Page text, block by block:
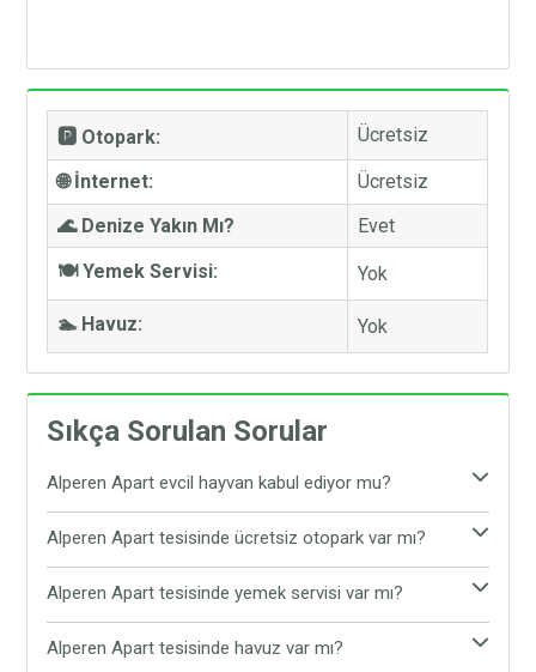
🅿️ Otopark: Ücretsiz
🌐 İnternet:
Ücretsiz
🌊 Denize Yakın Mı?
Evet
🍽️ Yemek Servisi:
Yok
🏊 Havuz: Yok
Sıkça Sorulan Sorular
Alperen Apart evcil hayvan kabul ediyor mu?
Evet, Alperen Apart evcil hayvan kabul etmektedir.
Tesiste evcil hayvanınız ile rahat ve konforlu bir
Alperen Apart tesisinde ücretsiz otopark var mı?
Evet, Alperen Apart tesisinde ücretsiz otopark
bulunmaktadır. Araç ile gelen tatilciler, araçlarını
Alperen Apart tesisinde yemek servisi var mı?
Alperen Apart tesisinde yemek servisi
bulunmamaktadır. Tesis çevresinde yer alan Avşa
Alperen Apart tesisinde havuz var mı?